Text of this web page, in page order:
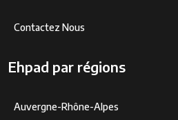
Contactez Nous
Ehpad par régions
Auvergne-Rhône-Alpes